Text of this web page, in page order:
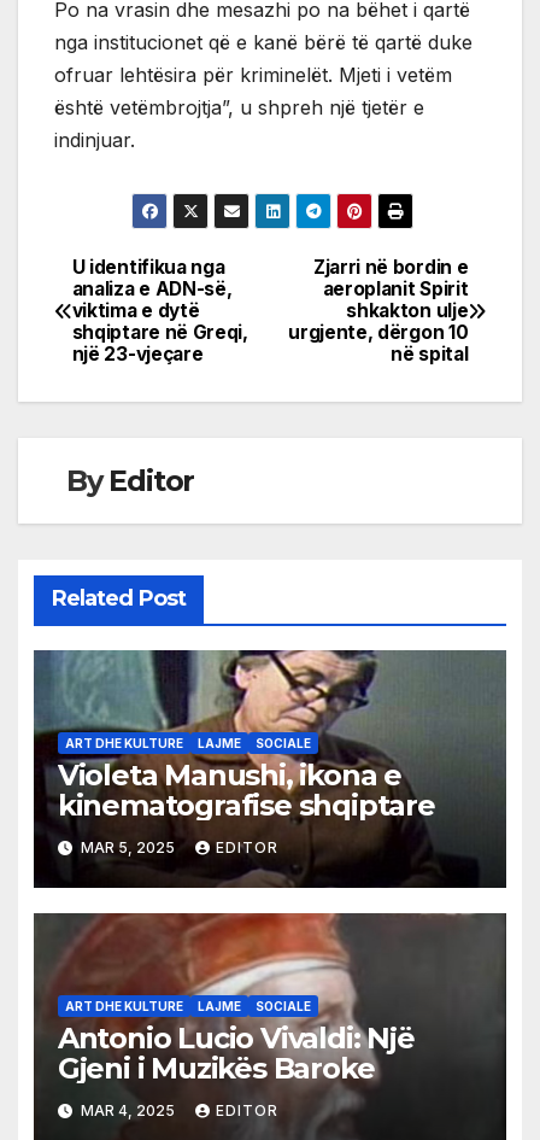
Po na vrasin dhe mesazhi po na bëhet i qartë
nga institucionet që e kanë bërë të qartë duke
ofruar lehtësira për kriminelët. Mjeti i vetëm
është vetëmbrojtja”, u shpreh një tjetër e
indinjuar.
Post
navigation
Zjarri në bordin e
aeroplanit Spirit
shkakton ulje
urgjente, dërgon 10
në spital
U identifikua nga
analiza e ADN-së,
viktima e dytë
shqiptare në Greqi,
një 23-vjeçare
ByEditor
Related Post
ART DHE KULTURE LAJME SOCIALE
Violeta Manushi, ikona e
kinematografise shqiptare
MAR 5, 2025 EDITOR
ART DHE KULTURE LAJME SOCIALE
Antonio Lucio Vivaldi: Një
Gjeni i Muzikës Baroke
MAR 4, 2025 EDITOR